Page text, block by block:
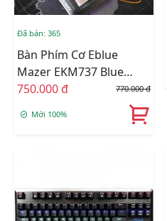
Đã bán: 365
Bàn Phím Cơ Eblue
Mazer EKM737 Blue
Switch
750.000 đ 770.000 đ
Mới 100%